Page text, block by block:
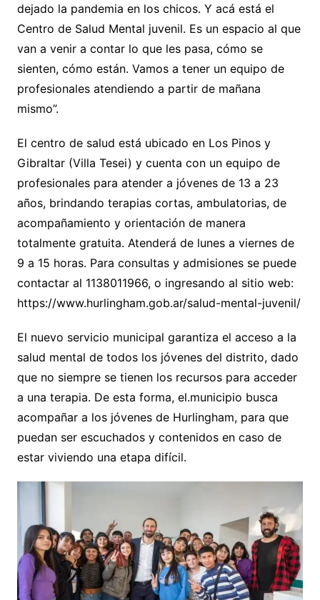
dejado la pandemia en los chicos. Y acá está el
Centro de Salud Mental juvenil. Es un espacio al que
van a venir a contar lo que les pasa, cómo se
sienten, cómo están. Vamos a tener un equipo de
profesionales atendiendo a partir de mañana
mismo”.
El centro de salud está ubicado en Los Pinos y
Gibraltar (Villa Tesei) y cuenta con un equipo de
profesionales para atender a jóvenes de 13 a 23
años, brindando terapias cortas, ambulatorias, de
acompañamiento y orientación de manera
totalmente gratuita. Atenderá de lunes a viernes de
9 a 15 horas. Para consultas y admisiones se puede
contactar al 1138011966, o ingresando al sitio web:
https://www.hurlingham.gob.ar/salud-mental-juvenil/
El nuevo servicio municipal garantiza el acceso a la
salud mental de todos los jóvenes del distrito, dado
que no siempre se tienen los recursos para acceder
a una terapia. De esta forma, el.municipio busca
acompañar a los jóvenes de Hurlingham, para que
puedan ser escuchados y contenidos en caso de
estar viviendo una etapa difícil.